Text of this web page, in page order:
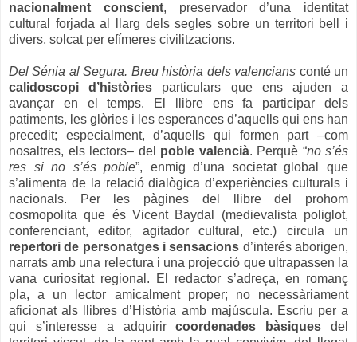
nacionalment conscient, preservador d’una identitat
cultural forjada al llarg dels segles sobre un territori bell i
divers, solcat per efímeres civilitzacions.
Del Sénia al Segura. Breu història dels valencians conté un
calidoscopi d’històries particulars que ens ajuden a
avançar en el temps. El llibre ens fa participar dels
patiments, les glòries i les esperances d’aquells qui ens han
precedit; especialment, d’aquells qui formen part –com
nosaltres, els lectors– del poble valencià. Perquè “no s’és
res si no s’és poble”, enmig d’una societat global que
s’alimenta de la relació dialògica d’experiències culturals i
nacionals.
Per les pàgines del llibre del prohom
cosmopolita que és Vicent Baydal (medievalista poliglot,
conferenciant, editor, agitador cultural, etc.) circula un
repertori de personatges i sensacions d’interés aborigen,
narrats amb una relectura i una projecció que ultrapassen la
vana curiositat regional. El redactor s’adreça, en romanç
pla, a un lector amicalment proper; no necessàriament
aficionat als llibres d’Història amb majúscula. Escriu per a
qui s’interesse a adquirircoordenades bàsiques del